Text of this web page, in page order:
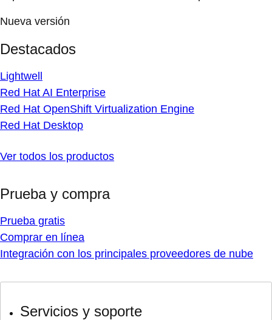
Nueva versión
Destacados
Lightwell
Red Hat AI Enterprise
Red Hat OpenShift Virtualization Engine
Red Hat Desktop
Ver todos los productos
Prueba y compra
Prueba gratis
Comprar en línea
Integración con los principales proveedores de nube
Servicios y soporte